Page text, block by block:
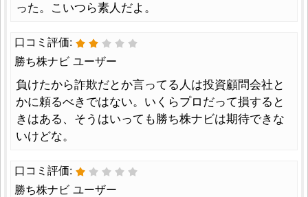
った。こいつら素人だよ。
口コミ評価:
勝ち株ナビ ユーザー
負けたから詐欺だとか言ってる人は投資顧問会社と
かに頼るべきではない。いくらプロだって損すると
きはある、そうはいっても勝ち株ナビは期待できな
いけどな。
口コミ評価:
勝ち株ナビ ユーザー